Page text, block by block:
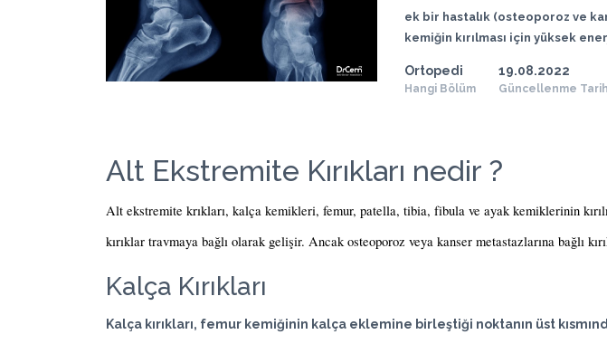
ek bir hastalık (osteoporoz ve
kemiğin kırılması için yüksek
Ortopedi
Hangi Bölüm
19.08.2022
Güncellenme
Alt Ekstremite Kırıkları nedir ?
Alt ekstremite krıkları, kalça kemikleri, femur, patella, tibia, fibula ve ayak kemiklerinin
kırıklar travmaya bağlı olarak gelişir. Ancak osteoporoz veya kanser metastazlarına bağlı
Kalça Kırıkları
Kalça kırıkları, femur kemiğinin kalça eklemine birleştiği noktanın üst